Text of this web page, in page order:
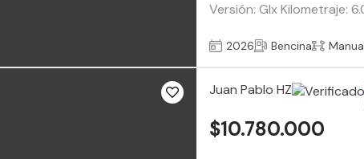
Versión: Glx Kilometraje:
2026 Bencina
Juan Pablo HZ
$10.780.000